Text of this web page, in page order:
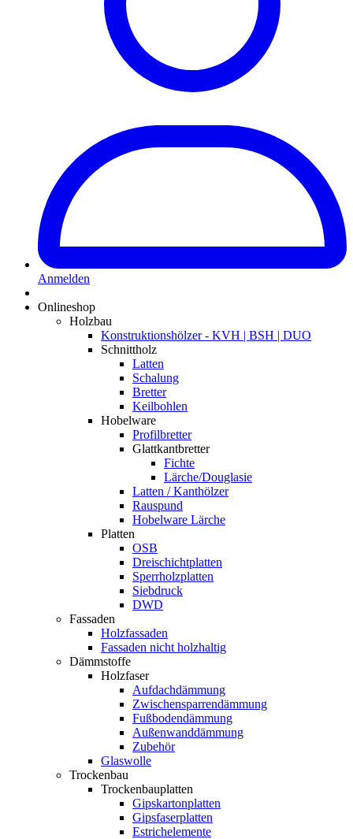
Anmelden
Onlineshop
Holzbau
Konstruktionshölzer - KVH | BSH | DUO
Schnittholz
Latten
Schalung
Bretter
Keilbohlen
Hobelware
Profilbretter
Glattkantbretter
Fichte
Lärche/Douglasie
Latten / Kanthölzer
Rauspund
Hobelware Lärche
Platten
OSB
Dreischichtplatten
Sperrholzplatten
Siebdruck
DWD
Fassaden
Holzfassaden
Fassaden nicht holzhaltig
Dämmstoffe
Holzfaser
Aufdachdämmung
Zwischensparrendämmung
Fußbodendämmung
Außenwanddämmung
Zubehör
Glaswolle
Trockenbau
Trockenbauplatten
Gipskartonplatten
Gipsfaserplatten
Estrichelemente